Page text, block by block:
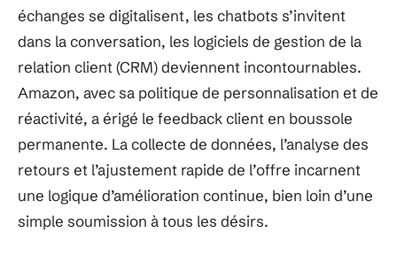
échanges se digitalisent, les chatbots s’invitent
dans la conversation, les logiciels de gestion de la
relation client (CRM) deviennent incontournables.
Amazon, avec sa politique de personnalisation et de
réactivité, a érigé le feedback client en boussole
permanente. La collecte de données, l’analyse des
retours et l’ajustement rapide de l’offre incarnent
une logique d’amélioration continue, bien loin d’une
simple soumission à tous les désirs.